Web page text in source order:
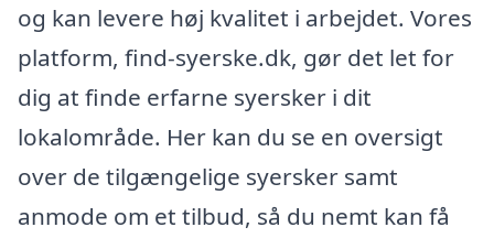
og kan levere høj kvalitet i arbejdet. Vores
platform, find-syerske.dk, gør det let for
dig at finde erfarne syersker i dit
lokalområde. Her kan du se en oversigt
over de tilgængelige syersker samt
anmode om et tilbud, så du nemt kan få